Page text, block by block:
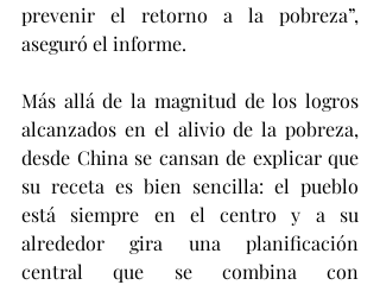
prevenir el retorno a la pobreza”,
aseguró el informe.
Más allá de la magnitud de los logros
alcanzados en el alivio de la pobreza,
desde China se cansan de explicar que
su receta es bien sencilla: el pueblo
está siempre en el centro y a su
alrededor gira una planificación
central que se combina con